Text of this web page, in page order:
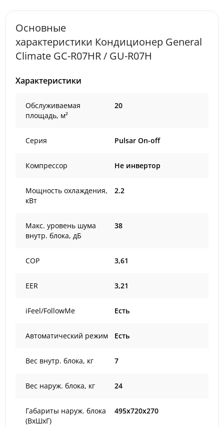
Основные
характеристики Кондиционер General
Climate GC-R07HR / GU-R07H
Характеристики
Обслуживаемая
площадь, м²
20
Серия Pulsar On-off
Компрессор Не инвертор
Мощность охлаждения,
кВт
2.2
Макс. уровень шума
внутр. блока, дБ
38
COP 3,61
EER 3,21
iFeel/FollowMe Есть
Автоматический режим Есть
Вес внутр. блока, кг 7
Вес наруж. блока, кг 24
Габариты наруж. блока
(ВxШxГ)
495x720x270